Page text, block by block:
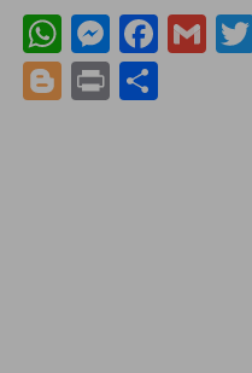
W
h
at
M
es
se
Fa
ce
G
m
Bl
o
Pr
in